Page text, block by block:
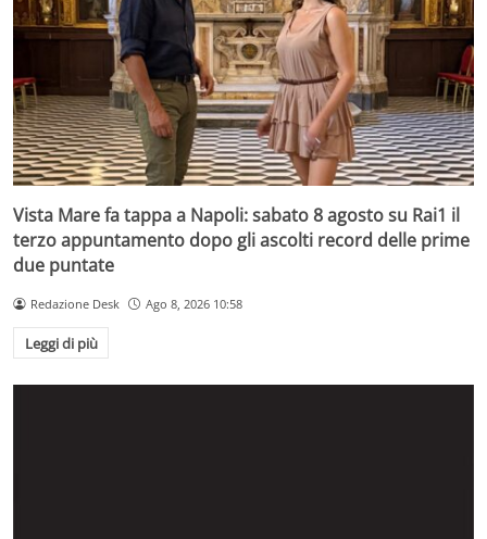
Vista Mare fa tappa a Napoli: sabato 8 agosto su Rai1 il
terzo appuntamento dopo gli ascolti record delle prime
due puntate
Redazione Desk Ago 8, 2026 10:58
Leggi di più